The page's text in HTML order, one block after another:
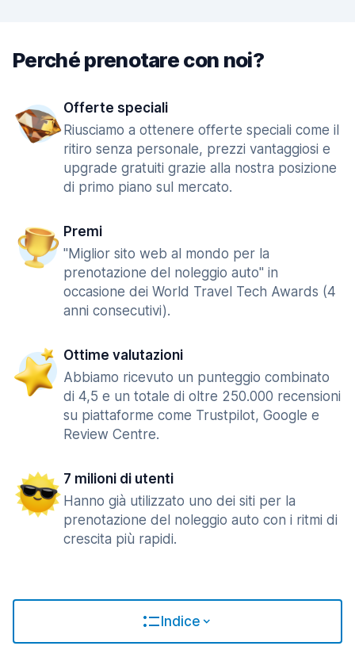
Perché prenotare con noi?
Offerte speciali
Riusciamo a ottenere offerte speciali come il
ritiro senza personale, prezzi vantaggiosi e
upgrade gratuiti grazie alla nostra posizione
di primo piano sul mercato.
Premi
"Miglior sito web al mondo per la
prenotazione del noleggio auto" in
occasione dei World Travel Tech Awards (4
anni consecutivi).
Ottime valutazioni
Abbiamo ricevuto un punteggio combinato
di 4,5 e un totale di oltre 250.000 recensioni
su piattaforme come Trustpilot, Google e
Review Centre.
7 milioni di utenti
Hanno già utilizzato uno dei siti per la
prenotazione del noleggio auto con i ritmi di
crescita più rapidi.
Indice